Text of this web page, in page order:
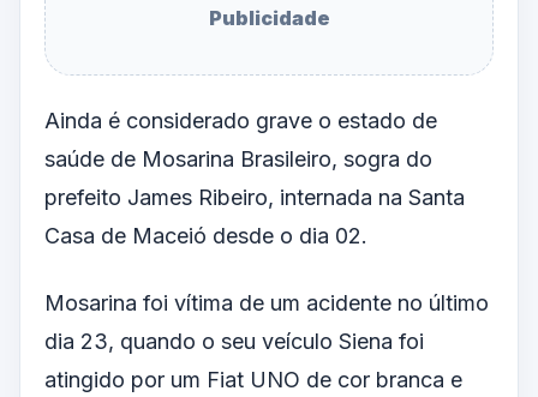
Publicidade
Ainda é considerado grave o estado de
saúde de Mosarina Brasileiro, sogra do
prefeito James Ribeiro, internada na Santa
Casa de Maceió desde o dia 02.
Mosarina foi vítima de um acidente no último
dia 23, quando o seu veículo Siena foi
atingido por um Fiat UNO de cor branca e